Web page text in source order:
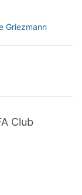
Griezmann
Club